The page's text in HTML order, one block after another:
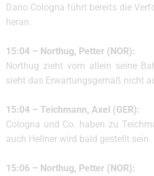
Dario Cologna führt bereits die
heran.
15:04 – Northug, Petter (NOR):
Northug zieht vorn allein seine
sieht das Erwartungsgemäß nicht
15:04 – Teichmann, Axel (GER):
Cologna und Co. haben zu
auch Hellner wird bald gestellt sein.
15:06 – Northug, Petter (NOR):